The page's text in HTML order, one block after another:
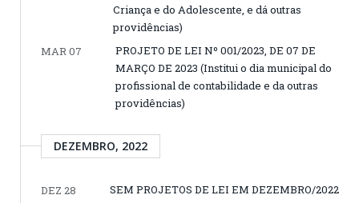
Criança e do Adolescente, e dá outras
providências)
MAR 07
PROJETO DE LEI Nº 001/2023, DE 07 DE
MARÇO DE 2023 (Institui o dia municipal do
profissional de contabilidade e da outras
providências)
DEZEMBRO, 2022
DEZ 28 SEM PROJETOS DE LEI EM DEZEMBRO/2022